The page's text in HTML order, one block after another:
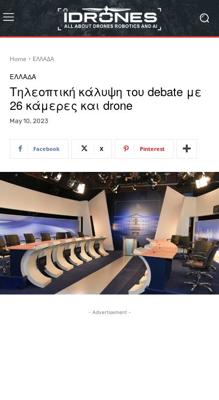
Home ΕΛΛΑΔΑ
ΕΛΛΑΔΑ
Τηλεοπτική κάλυψη του debate με
26 κάμερες και drone
May 10, 2023
Facebook X Pinterest
- Advertisement -